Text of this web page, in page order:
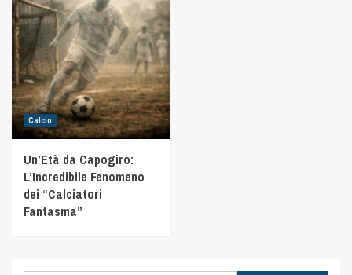
Calcio
Un’Età da Capogiro:
L’Incredibile Fenomeno
dei “Calciatori
Fantasma”